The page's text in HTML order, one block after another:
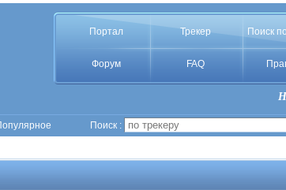
Портал Трекер Поиск
Форум FAQ
Поиск :